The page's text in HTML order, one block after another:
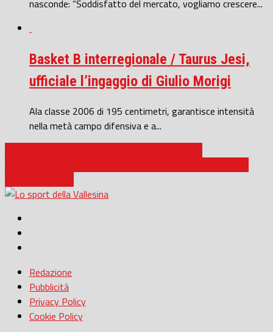
nasconde: “Soddisfatto del mercato, vogliamo crescere...
Basket B interregionale / Taurus Jesi,
ufficiale l’ingaggio di Giulio Morigi
Ala classe 2006 di 195 centimetri, garantisce intensità
nella metà campo difensiva e a...
Redazione
Pubblicità
Privacy Policy
Cookie Policy